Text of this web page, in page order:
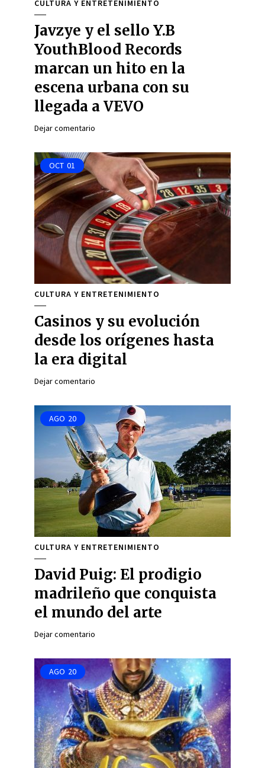
CULTURA Y ENTRETENIMIENTO
Javzye y el sello Y.B
YouthBlood Records
marcan un hito en la
escena urbana con su
llegada a VEVO
Dejar comentario
OCT 01
CULTURA Y ENTRETENIMIENTO
Casinos y su evolución
desde los orígenes hasta
la era digital
Dejar comentario
AGO 20
CULTURA Y ENTRETENIMIENTO
David Puig: El prodigio
madrileño que conquista
el mundo del arte
Dejar comentario
AGO 20